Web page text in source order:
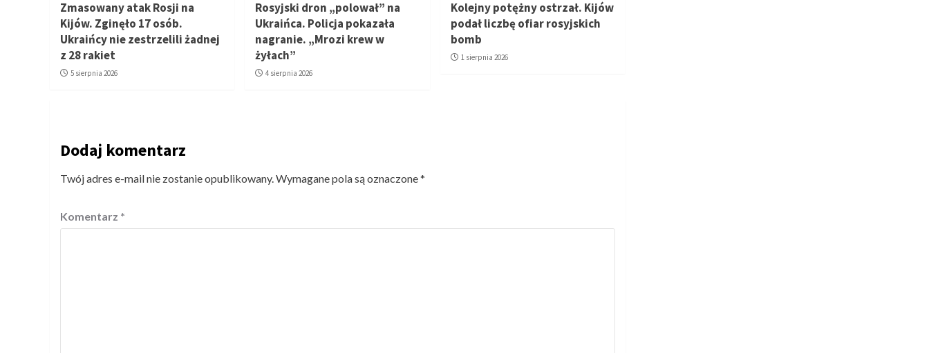
Zmasowany atak Rosji na
Kijów. Zginęło 17 osób.
Ukraińcy nie zestrzelili żadnej
z 28 rakiet
5 sierpnia 2026
Rosyjski dron „polował” na
Ukraińca. Policja pokazała
nagranie. „Mrozi krew w
żyłach”
4 sierpnia 2026
Kolejny potężny ostrzał. Kijów
podał liczbę ofiar rosyjskich
bomb
1 sierpnia 2026
Dodaj komentarz
Twój adres e-mail nie zostanie opublikowany. Wymagane pola są oznaczone*
Komentarz *